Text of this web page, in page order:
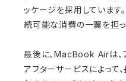
ッケージを採用しています
続可能な消費の一翼を担っ
最後に、MacBook Airは、
アフターサービスによって